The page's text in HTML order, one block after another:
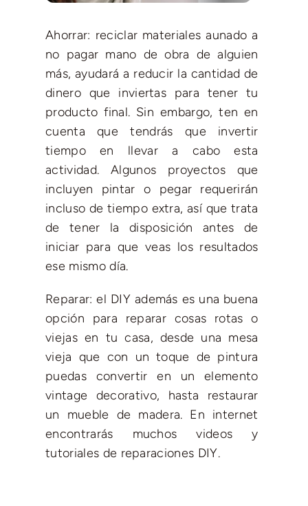
Ahorrar: reciclar materiales aunado a
no pagar mano de obra de alguien
más, ayudará a reducir la cantidad de
dinero que inviertas para tener tu
producto final. Sin embargo, ten en
cuenta que tendrás que invertir
tiempo en llevar a cabo esta
actividad. Algunos proyectos que
incluyen pintar o pegar requerirán
incluso de tiempo extra, así que trata
de tener la disposición antes de
iniciar para que veas los resultados
ese mismo día.
Reparar: el DIY además es una buena
opción para reparar cosas rotas o
viejas en tu casa, desde una mesa
vieja que con un toque de pintura
puedas convertir en un elemento
vintage decorativo, hasta restaurar
un mueble de madera. En internet
encontrarás muchos videos y
tutoriales de reparaciones DIY.